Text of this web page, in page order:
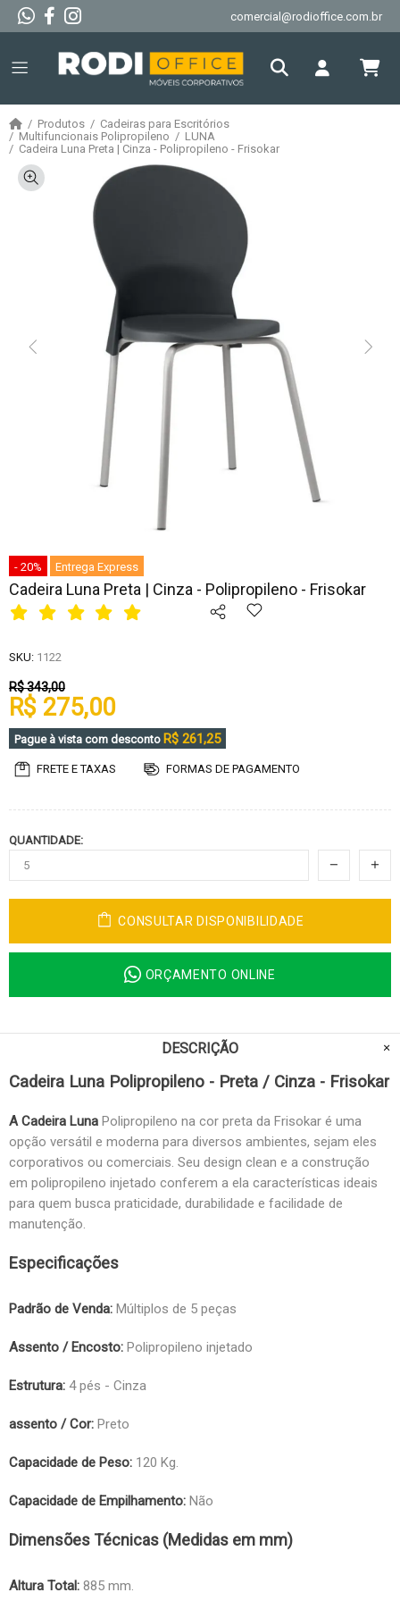
comercial@rodioffice.com.br
Produtos
Cadeiras para Escritórios
Multifuncionais Polipropileno
LUNA
Cadeira Luna Preta | Cinza - Polipropileno - Frisokar
- 20% Entrega Express
Cadeira Luna Preta | Cinza - Polipropileno - Frisokar
SKU: 1122
R$ 343,00
R$ 275,00
Pague à vista com desconto R$ 261,25
FRETE E TAXAS FORMAS DE PAGAMENTO
QUANTIDADE:
CONSULTAR DISPONIBILIDADE
ORÇAMENTO ONLINE
DESCRIÇÃO
Cadeira Luna Polipropileno - Preta / Cinza - Frisokar
A Cadeira Luna Polipropileno na cor preta da Frisokar é uma
opção versátil e moderna para diversos ambientes, sejam eles
corporativos ou comerciais. Seu design clean e a construção
em polipropileno injetado conferem a ela características ideais
para quem busca praticidade, durabilidade e facilidade de
manutenção.
Especificações
Padrão de Venda: Múltiplos de 5 peças
Assento / Encosto: Polipropileno injetado
Estrutura: 4 pés - Cinza
assento / Cor: Preto
Capacidade de Peso: 120 Kg.
Capacidade de Empilhamento: Não
Dimensões Técnicas (Medidas em mm)
Altura Total: 885 mm.